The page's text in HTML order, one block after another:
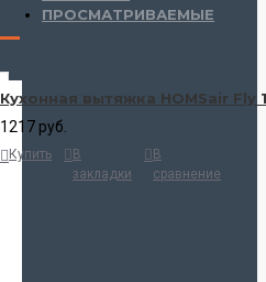
ПРОСМАТРИВАЕМЫЕ
Кухонная вытяжка HOMSair Fly
1217 руб.
Купить
В
закладки
В
сравнение